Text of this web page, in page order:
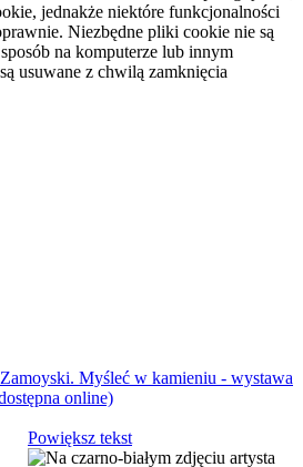
jednakże niektóre funkcjonalności
Niezbędne pliki cookie nie są
na komputerze lub innym
usuwane z chwilą zamknięcia
Myśleć w kamieniu - wystawa
online)
Powiększ tekst